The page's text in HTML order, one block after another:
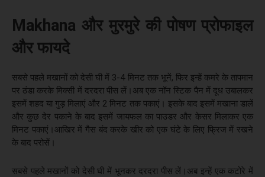
Makhana और मुरमुरे की पोषण प्रोफाइल
और फायदे
सबसे पहले मखानों को देसी घी में 3-4 मिनट तक भूनें, फिर इन्हें कमरे के तापमान
पर ठंडा करके मिक्सी में दरदरा पीस लें।अब एक नॉन स्टिक पैन में दूध उबालकर
इसमें शहद या गुड़ मिलाएं और 2 मिनट तक पकाएं। इसके बाद इसमें मखाना डालें
और कुछ देर पकाने के बाद इसमें जायफल का पाउडर और केसर मिलाकर एक
मिनट पकाएं।आखिर में गैस बंद करके खीर को एक घंटे के लिए फ्रिज में रखने
के बाद परोसें।
सबसे पहले मखानों को देसी घी में भूनकर दरदरा पीस लें।अब इन्हें एक कटोरे में